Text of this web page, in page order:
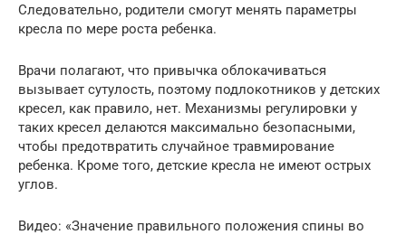
Следовательно, родители смогут менять параметры
кресла по мере роста ребенка.
Врачи полагают, что привычка облокачиваться
вызывает сутулость, поэтому подлокотников у детских
кресел, как правило, нет. Механизмы регулировки у
таких кресел делаются максимально безопасными,
чтобы предотвратить случайное травмирование
ребенка. Кроме того, детские кресла не имеют острых
углов.
Видео: «Значение правильного положения спины во